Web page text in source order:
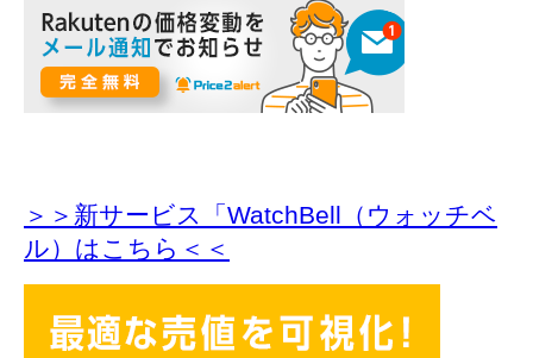
＞＞新サービス「WatchBell（ウォッチベ
ル）はこちら＜＜